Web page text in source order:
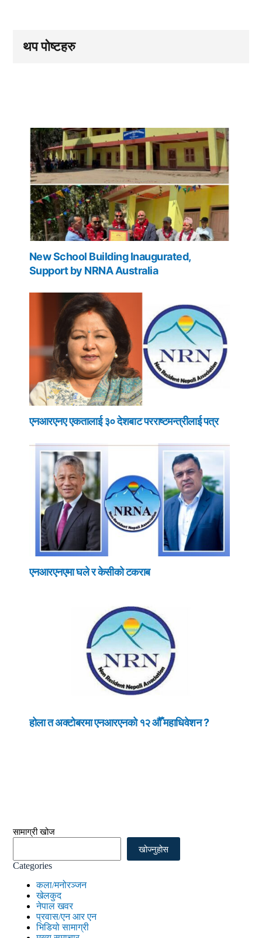
थप पोष्टहरु
New School Building Inaugurated,
Support by NRNA Australia
एनआरएनए एकतालाई ३० देशबाट परराष्टमन्त्रीलाई पत्र
एनआरएनएमा घले र केसीको टकराब
होला त अक्टोबरमा एनआरएनको १२ औँ महाधिवेशन ?
सामाग्री खोज
खोज्नुहोस
Categories
कला/मनोरञ्जन
खेलकुद
नेपाल खवर
प्रवास/एन आर एन
भिडियो सामाग्री